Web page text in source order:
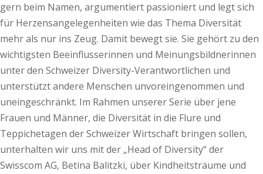
gern beim Namen, argumentiert passioniert und legt sich
für Herzensangelegenheiten wie das Thema Diversität
mehr als nur ins Zeug. Damit bewegt sie. Sie gehört zu den
wichtigsten Beeinflusserinnen und Meinungsbildnerinnen
unter den Schweizer Diversity-Verantwortlichen und
unterstützt andere Menschen unvoreingenommen und
uneingeschränkt. Im Rahmen unserer Serie über jene
Frauen und Männer, die Diversität in die Flure und
Teppichetagen der Schweizer Wirtschaft bringen sollen,
unterhalten wir uns mit der „Head of Diversity“ der
Swisscom AG, Betina Balitzki, über Kindheitsträume und